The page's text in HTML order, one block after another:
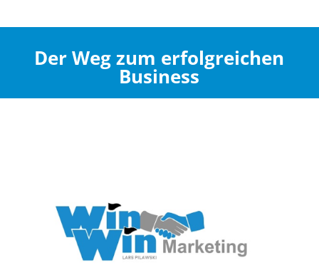
Der Weg zum erfolgreichen
Business